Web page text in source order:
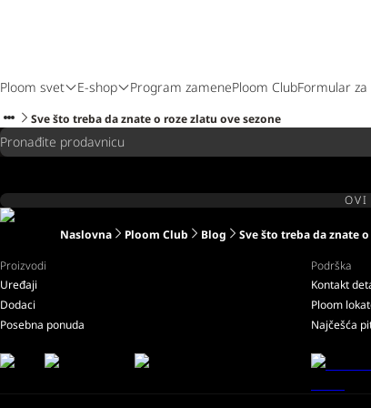
Ploom svet E-shop Program zamenePloom ClubFormular
Sve što treba da znate o roze zlatu ove sezone
Pronađite prodavnicu
OVI
Naslovna Ploom Club Blog
Sve što treba da znate
Proizvodi
Uređaji
Dodaci
Posebna ponuda
Podrška
Kontakt
Ploom
Najčešća